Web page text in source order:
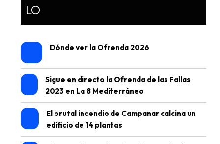
LO
Dónde ver la Ofrenda 2026
Sigue en directo la Ofrenda de las Fallas
2023 en La 8 Mediterráneo
El brutal incendio de Campanar calcina un
edificio de 14 plantas